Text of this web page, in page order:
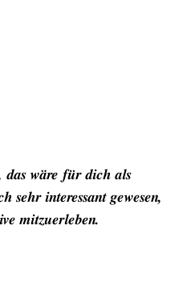
das wäre für dich als
sehr interessant gewesen,
mitzuerleben.